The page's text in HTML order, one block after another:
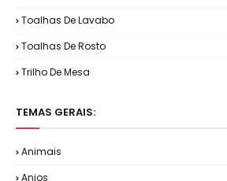
Toalhas De Lavabo
Toalhas De Rosto
Trilho De Mesa
TEMAS GERAIS:
Animais
Anjos